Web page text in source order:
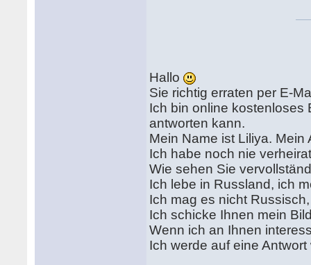
Hallo
Sie richtig erraten per E-
Ich bin online kostenloses
antworten kann.
Mein Name ist Liliya. Mein
Ich habe noch nie
Wie sehen Sie
Ich lebe in Russland, ich
Ich mag es nicht
Ich schicke Ihnen mein
Wenn ich an Ihnen
Ich werde auf eine Antwort